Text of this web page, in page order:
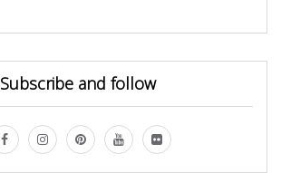
Subscribe and follow